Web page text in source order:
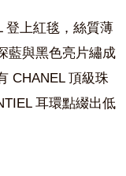
登上紅毯，絲質薄
藍與黑色亮片繡成
CHANEL 頂級珠
耳環點綴出低